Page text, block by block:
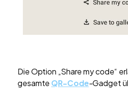
Die Option „Share my code“
gesamte QR-Code-Gadget